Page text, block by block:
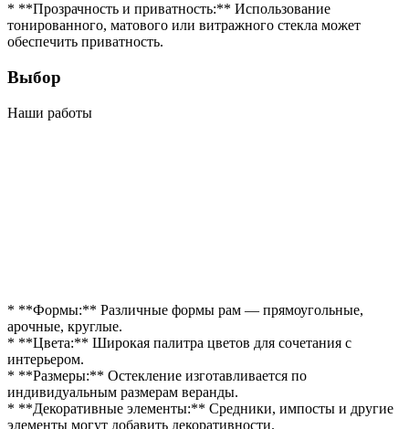
* **Прозрачность и приватность:** Использование
тонированного, матового или витражного стекла может
обеспечить приватность.
Выбор
Наши работы
* **Формы:** Различные формы рам — прямоугольные,
арочные, круглые.
* **Цвета:** Широкая палитра цветов для сочетания с
интерьером.
* **Размеры:** Остекление изготавливается по
индивидуальным размерам веранды.
* **Декоративные элементы:** Средники, импосты и другие
элементы могут добавить декоративности.